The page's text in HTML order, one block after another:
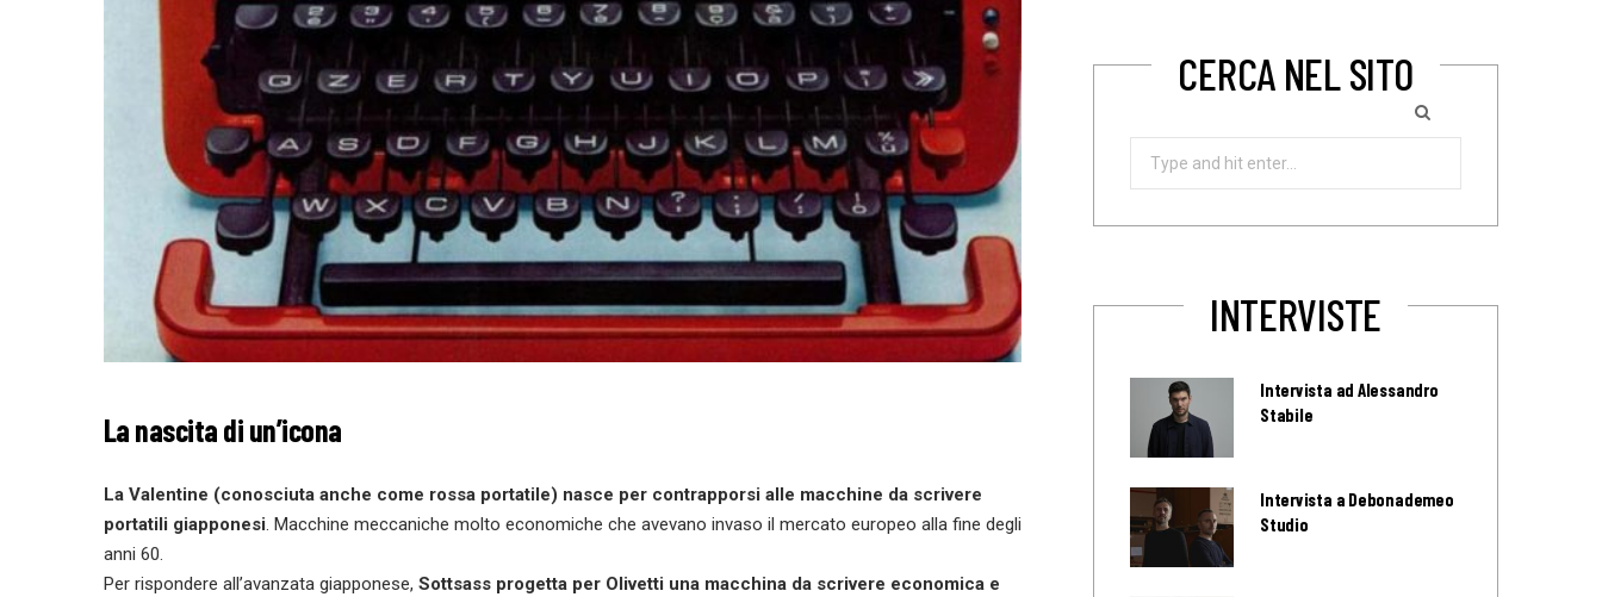
La nascita di un’icona
La Valentine (conosciuta anche come rossa portatile) nasce per contrapporsi alle macchine da scrivere
portatili giapponesi. Macchine meccaniche molto economiche che avevano invaso il mercato europeo alla fine degli
anni 60.
Per rispondere all’avanzata giapponese, Sottsass progetta per Olivetti una macchina da scrivere economica e
CERCA NEL SITO
Search
INTERVISTE
Intervista ad Alessandro
Stabile
Intervista a Debonademeo
Studio